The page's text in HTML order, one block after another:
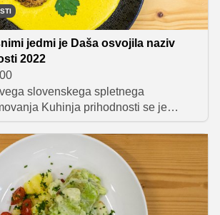
jedmi je Daša osvojila naziv
2022
slovenskega spletnega
Kuhinja prihodnosti se je
slogu. Po napetem finalnem
zmagovalko, ki je s svojo najboljšo
jedjo do sedaj vse tri žirante pustila
sebi dokazala, da je kos tudi najbolj
Laskavi naziv Kuhar prihodnosti
prislužila Daša Fiegl,